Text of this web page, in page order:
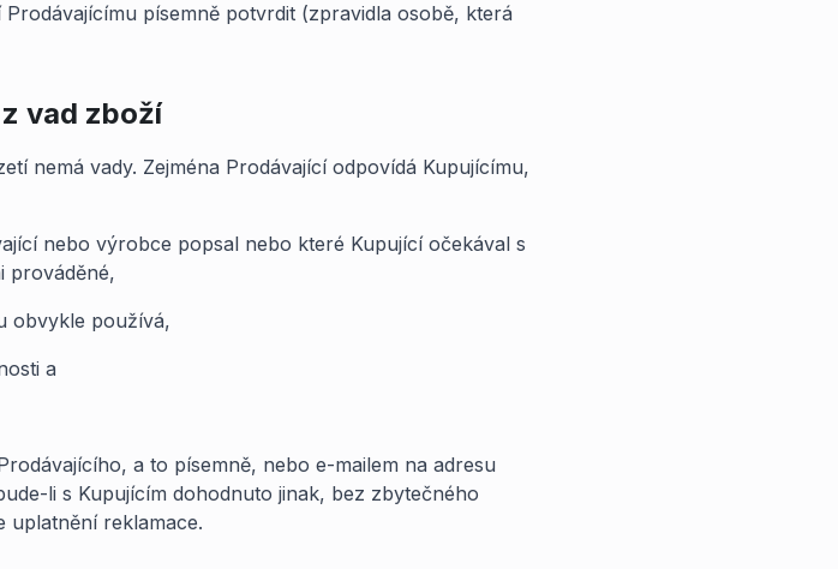
písemně potvrdit (zpravidla osobě, která
vad zboží
nemá vady. Zejména Prodávající odpovídá Kupujícímu,
nebo výrobce popsal nebo které Kupující očekával s
prováděné,
obvykle používá,
a
a to písemně, nebo e-mailem na adresu
li s Kupujícím dohodnuto jinak, bez zbytečného
uplatnění reklamace.